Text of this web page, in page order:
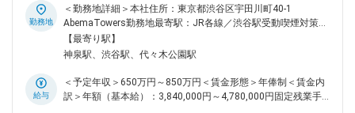
ーケティング広告：AIによるゼロクリック検索時代にブランド
形成・獲得を増やすプロダクト／【new】リテール・販促：オ
ンライン・オフラインの購買を動かすプロダクト 変更の範
囲：会社の定める業務
自社メディア「ABEMA」での広告営業/商品開発をお任せしま
す。大手企業の数億単位のPR企画となり、オリジナルCMや番
組とのタイアップ、コラボ商品の開発など、多岐に渡る提案に
挑戦可能です。 ■POINT 【代理店出身の入社多数】自社メデ
と代理店では挑戦できない魅力があります。 【一気通貫の営
業スタイル】パッケージ型の提案ではなく、広告商品の開発か
勤務地
＜勤務地詳細＞本社住所：東京都渋谷区宇田川町40-1
AbemaTowers勤務地最寄駅：JR各線／渋谷駅受動喫煙対策：
屋内喫煙可能場所あり変更の範囲：本文参照
【最寄り駅】
神泉駅、渋谷駅、代々木公園駅
給与
＜予定年収＞650万円～850万円＜賃金形態＞年俸制＜賃金内
訳＞年額（基本給）：3,840,000円～4,780,000円固定残業手